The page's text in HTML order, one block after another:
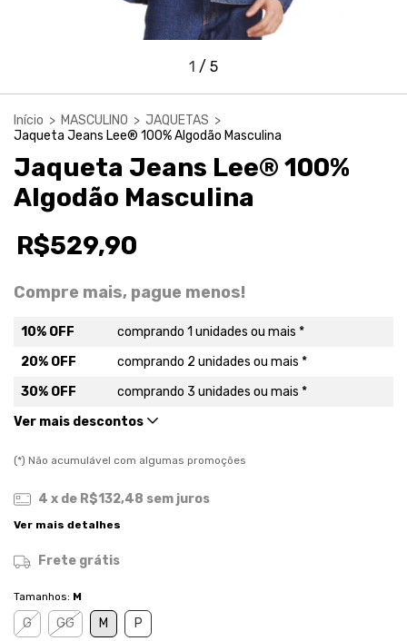
1 / 5
Início > MASCULINO > JAQUETAS >
Jaqueta Jeans Lee® 100% Algodão Masculina
Jaqueta Jeans Lee® 100%
Algodão Masculina
R$529,90
Compre mais, pague menos!
10% OFF
comprando 1 unidades ou mais *
20% OFF
comprando 2 unidades ou mais *
30% OFF
comprando 3 unidades ou mais *
Ver mais descontos
(*) Não acumulável com algumas promoções
4 x de R$132,48 sem juros
Ver mais detalhes
Frete grátis
Tamanhos: M
G GG M P